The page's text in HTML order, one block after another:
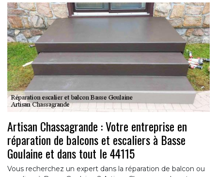
Artisan Chassagrande : Votre entreprise en
réparation de balcons et escaliers à Basse
Goulaine et dans tout le 44115
Vous recherchez un expert dans la réparation de balcon ou